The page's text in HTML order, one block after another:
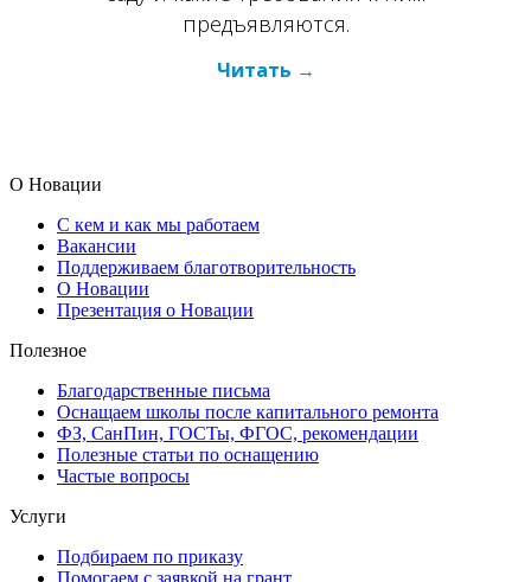
Презентация о Новации
Полезное
Благодарственные письма
Оснащаем школы после капитального ремонта
ФЗ, СанПин, ГОСТы, ФГОС, рекомендации
Частые вопросы
Услуги
Подбираем по приказу
Помогаем с заявкой на грант